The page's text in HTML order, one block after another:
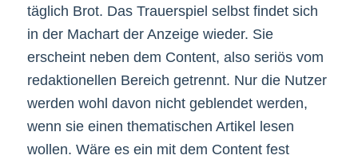
täglich Brot. Das Trauerspiel selbst findet sich
in der Machart der Anzeige wieder. Sie
erscheint neben dem Content, also seriös vom
redaktionellen Bereich getrennt. Nur die Nutzer
werden wohl davon nicht geblendet werden,
wenn sie einen thematischen Artikel lesen
wollen. Wäre es ein mit dem Content fest